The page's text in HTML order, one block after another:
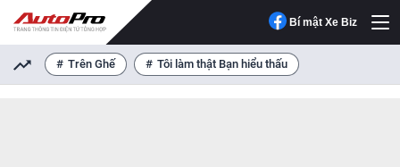
Bí mật Xe Biz
Trên Ghế Tôi làm thật Bạn hiểu thấu